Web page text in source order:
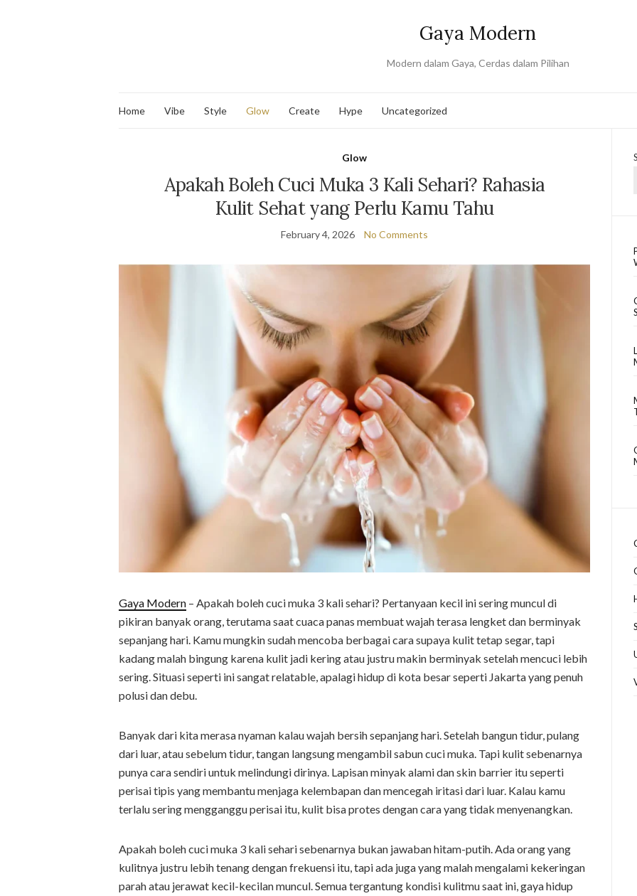
Gaya Modern
Modern dalam Gaya, Cerdas dalam Pilihan
Home Vibe Style Glow Create Hype Uncategorized
Glow
Apakah Boleh Cuci Muka 3 Kali Sehari? Rahasia
Kulit Sehat yang Perlu Kamu Tahu
February 4, 2026 No Comments
Gaya Modern – Apakah boleh cuci muka 3 kali sehari? Pertanyaan kecil ini sering muncul di
pikiran banyak orang, terutama saat cuaca panas membuat wajah terasa lengket dan berminyak
sepanjang hari. Kamu mungkin sudah mencoba berbagai cara supaya kulit tetap segar, tapi
kadang malah bingung karena kulit jadi kering atau justru makin berminyak setelah mencuci lebih
sering. Situasi seperti ini sangat relatable, apalagi hidup di kota besar seperti Jakarta yang penuh
polusi dan debu.
Banyak dari kita merasa nyaman kalau wajah bersih sepanjang hari. Setelah bangun tidur, pulang
dari luar, atau sebelum tidur, tangan langsung mengambil sabun cuci muka. Tapi kulit sebenarnya
punya cara sendiri untuk melindungi dirinya. Lapisan minyak alami dan skin barrier itu seperti
perisai tipis yang membantu menjaga kelembapan dan mencegah iritasi dari luar. Kalau kamu
terlalu sering mengganggu perisai itu, kulit bisa protes dengan cara yang tidak menyenangkan.
Apakah boleh cuci muka 3 kali sehari sebenarnya bukan jawaban hitam-putih. Ada orang yang
kulitnya justru lebih tenang dengan frekuensi itu, tapi ada juga yang malah mengalami kekeringan
parah atau jerawat kecil-kecilan muncul. Semua tergantung kondisi kulitmu saat ini, gaya hidup